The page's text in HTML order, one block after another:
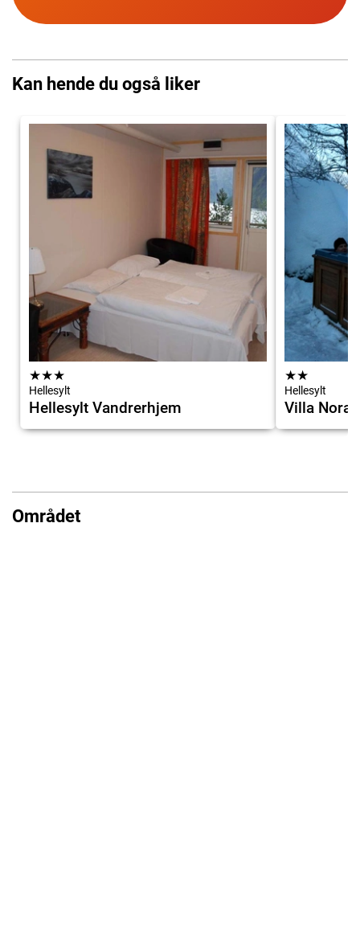
Kan hende du også liker
★★★
Hellesylt
Hellesylt Vandrerhjem
★★
Hellesylt
Villa
Området